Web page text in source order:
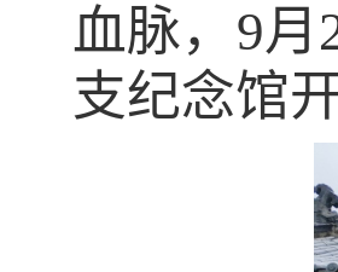
血脉， 9月
支纪念馆